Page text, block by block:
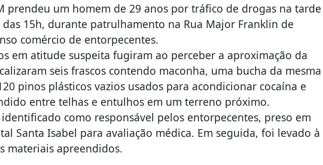
prendeu um homem de 29 anos por tráfico de drogas na tarde
15h, durante patrulhamento na Rua Major Franklin de
comércio de entorpecentes.
em atitude suspeita fugiram ao perceber a aproximação da
seis frascos contendo maconha, uma bucha da mesma
pinos plásticos vazios usados para acondicionar cocaína e
entre telhas e entulhos em um terreno próximo.
como responsável pelos entorpecentes, preso em
Santa Isabel para avaliação médica. Em seguida, foi levado à
materiais apreendidos.